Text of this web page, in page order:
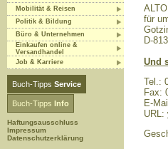
Mobilität & Reisen
Politik & Bildung
Büro & Unternehmen
Einkaufen online &
Versandhandel
Job & Karriere
Buch-Tipps Service
Buch-Tipps Info
Haftungsausschluss
Impressum
Datenschutzerklärung
für
D-
Und
Tel.:
Fax:
E-
URL: